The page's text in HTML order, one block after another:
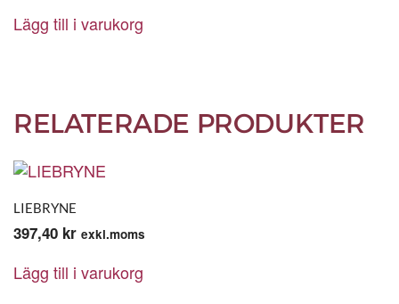
Lägg till i varukorg
RELATERADE PRODUKTER
LIEBRYNE
397,40 kr exkl.moms
Lägg till i varukorg